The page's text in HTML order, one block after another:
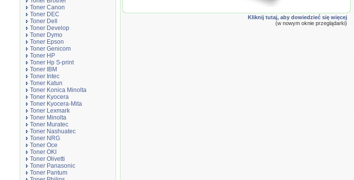
Toner Canon
Toner DEC
Toner Dell
Toner Develop
Toner Dymo
Toner Epson
Toner Genicom
Toner HP
Toner Hp S-print
Toner IBM
Toner Intec
Toner Katun
Toner Konica Minolta
Toner Kyocera
Toner Kyocera-Mita
Toner Lexmark
Toner Minolta
Toner Muratec
Toner Nashuatec
Toner NRG
Toner Oce
Toner OKI
Toner Olivetti
Toner Panasonic
Toner Pantum
Toner zamiennik DT203AS
Kliknij tutaj, aby dowiedzieć się więcej
(w nowym oknie przeglądarki)